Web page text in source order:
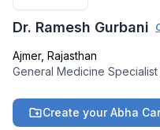
Dr. Ramesh Gurbani
Ajmer, Rajasthan
General Medicine Specialist
Create your Abha